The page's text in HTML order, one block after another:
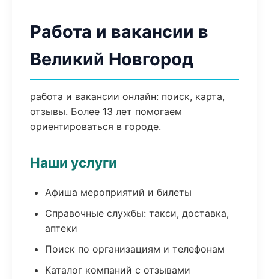
Работа и вакансии в
Великий Новгород
работа и вакансии онлайн: поиск, карта,
отзывы. Более 13 лет помогаем
ориентироваться в городе.
Наши услуги
Афиша мероприятий и билеты
Справочные службы: такси, доставка,
аптеки
Поиск по организациям и телефонам
Каталог компаний с отзывами